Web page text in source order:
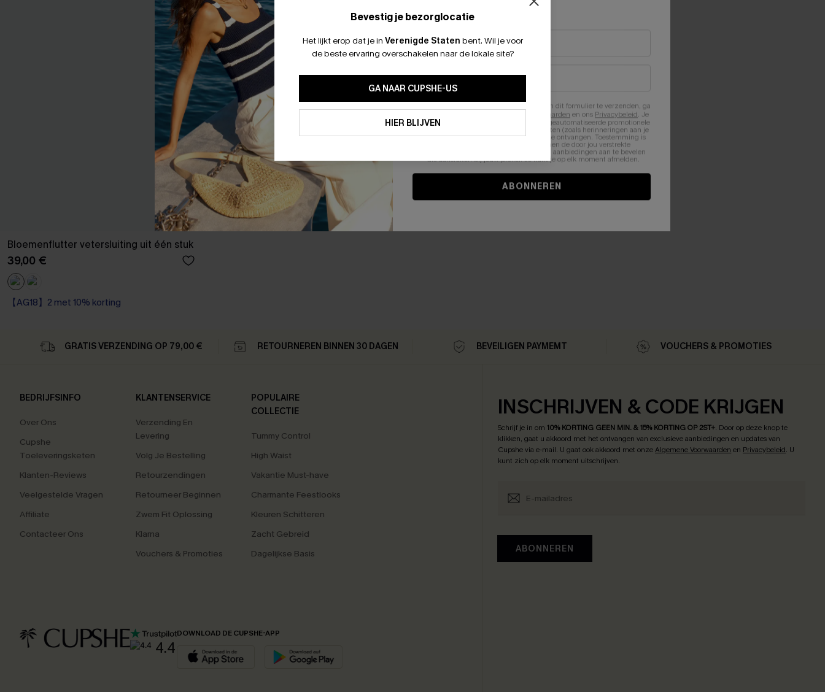
Bloemenflutter vetersluiting uit één stuk
39,00 €
【AG18】2 met 10% korting
Bevestig je bezorglocatie
Het lijkt erop dat je in Verenigde Staten bent. Wil je voor
de beste ervaring overschakelen naar de lokale site?
GA NAAR CUPSHE-US
HIER BLIJVEN
GRATIS VERZENDING OP 79,00 € RETOURNEREN BINNEN 30 DAGEN BEVEILIGEN PAYMEMT VOUCHERS & PROMOTIES
BEDRIJFSINFO
Over Ons
Cupshe
Toeleveringsketen
Klanten-Reviews
Veelgestelde Vragen
Affiliate
Contacteer Ons
KLANTENSERVICE
Verzending En
Levering
Volg Je Bestelling
Retourzendingen
Retourneer Beginnen
Zwem Fit Oplossing
Klarna
Vouchers & Promoties
POPULAIRE
COLLECTIE
Tummy Control
High Waist
Vakantie Must-have
Charmante Feestlooks
Kleuren Schitteren
Zacht Gebreid
Dagelijkse Basis
4.4
DOWNLOAD DE CUPSHE-APP
INSCHRIJVEN & CODE KRIJGEN
Schrijf je in om10% KORTING GEEN MIN. & 15% KORTING OP 2ST+. Door op deze knop te
klikken, gaat u akkoord met het ontvangen van exclusieve aanbiedingen en updates van
Cupshe via e-mail. U gaat ook akkoord met onzeAlgemene Voorwaarden en Privacybeleid. U
kunt zich op elk moment uitschrijven.
ABONNEREN
Door je contactgegevens in te vullen en dit formulier te verzenden, ga
Algemene Voorwaarden en ons Privacybeleid. Je
stemt er tevens mee in om herhaalde geautomatiseerde promotionele
en gepersonaliseerde marketingberichten (zoals herinneringen aan je
winkelwagen) en e-mails van Cupshe te ontvangen. Toestemming is
niet vereist voor een aankoop. We kunnen de door jou verstrekte
informatie gebruiken om producten en aanbiedingen aan te bevelen
die aansluiten bij jouw profiel. Je kunt je op elk moment afmelden.
ABONNEREN